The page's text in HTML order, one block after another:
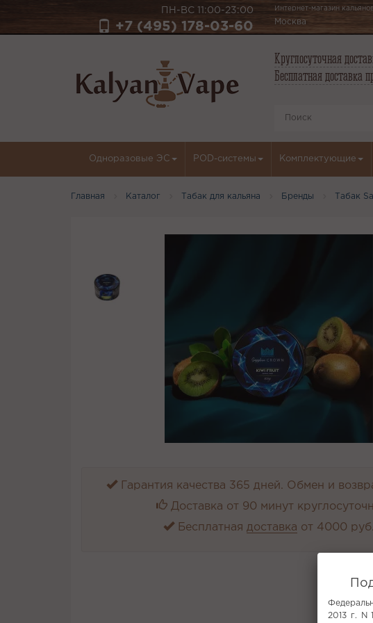
ПН-ВС 11:00-23:00
+7 (495) 178-03-60
Интернет-магазин
Москва
Круглосуточная
Бесплатная доставка
Одноразовые ЭС POD-системы Комплектующие
Главная Каталог Табак для кальяна Бренды Табак
Гарантия качества 365 дней. Обмен и
Доставка от 90 минут
Бесплатная доставка от 4000 руб.
2013 г. N